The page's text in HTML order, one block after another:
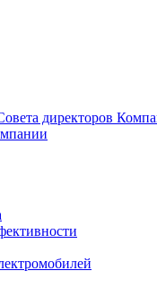
директоров